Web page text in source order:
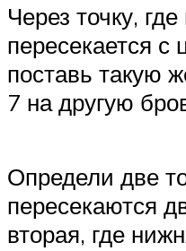
Через точку,
пересекается с
поставь такую
7 на другую
Определи две
пересекаются
вторая, где